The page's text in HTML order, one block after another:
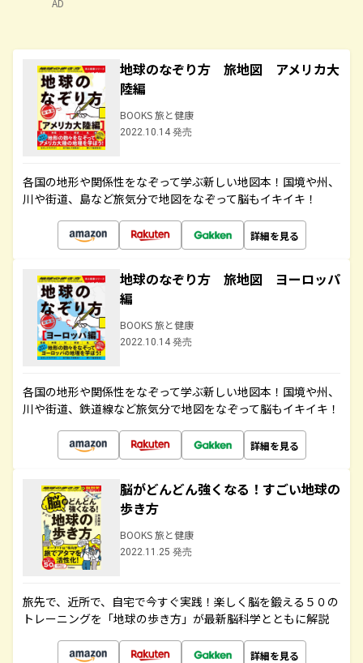
AD
地球のなぞり方 旅地図 アメリカ大
陸編
BOOKS 旅と健康
2022.10.14 発売
各国の地形や関係性をなぞって学ぶ新しい地図本！国境や州、
川や街道、島など旅気分で地図をなぞって脳もイキイキ！
詳細を見る
地球のなぞり方 旅地図 ヨーロッパ
編
BOOKS 旅と健康
2022.10.14 発売
各国の地形や関係性をなぞって学ぶ新しい地図本！国境や州、
川や街道、鉄道線など旅気分で地図をなぞって脳もイキイキ！
詳細を見る
脳がどんどん強くなる！すごい地球の
歩き方
BOOKS 旅と健康
2022.11.25 発売
旅先で、近所で、自宅で今すぐ実践！楽しく脳を鍛える５０の
トレーニングを「地球の歩き方」が最新脳科学とともに解説
詳細を見る